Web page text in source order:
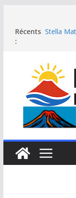
contenu
Récents
:
Stella
Une
Le
intense
Le
découvrir